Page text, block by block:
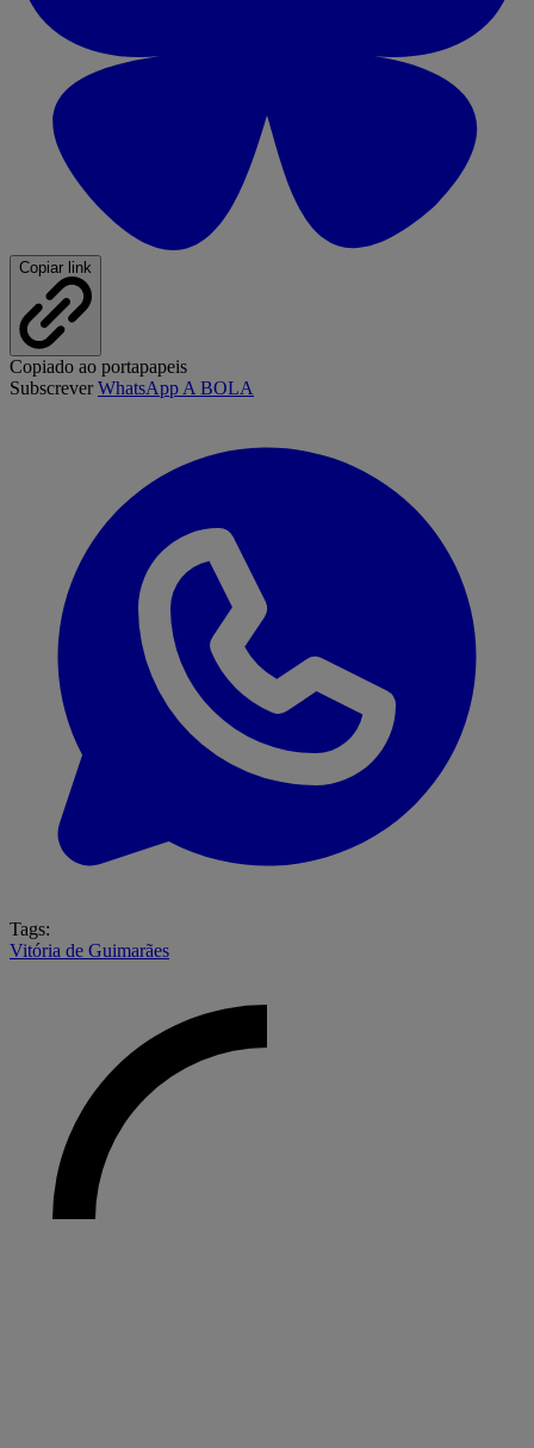
Copiar link
Copiado ao portapapeis
SubscreverWhatsApp A BOLA
Tags:
Vitória de Guimarães